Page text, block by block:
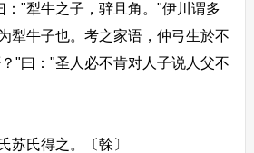
"犁牛之子，骍且角。"伊川谓多
犁牛子也。考之家语，仲弓生於不
"曰："圣人必不肯对人子说人父不
氏得之。〔榦〕